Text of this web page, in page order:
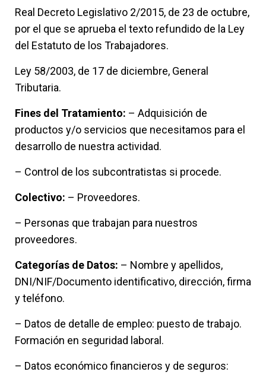
Real Decreto Legislativo 2/2015, de 23 de octubre,
por el que se aprueba el texto refundido de la Ley
del Estatuto de los Trabajadores.
Ley 58/2003, de 17 de diciembre, General
Tributaria.
Fines del Tratamiento: – Adquisición de
productos y/o servicios que necesitamos para el
desarrollo de nuestra actividad.
– Control de los subcontratistas si procede.
Colectivo: – Proveedores.
– Personas que trabajan para nuestros
proveedores.
Categorías de Datos: – Nombre y apellidos,
DNI/NIF/Documento identificativo, dirección, firma
y teléfono.
– Datos de detalle de empleo: puesto de trabajo.
Formación en seguridad laboral.
– Datos económico financieros y de seguros: